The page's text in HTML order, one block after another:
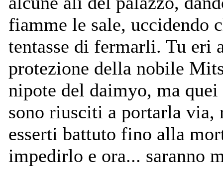
fiamme le sale, uccidendo
tentasse di fermarli. Tu eri
protezione della nobile
nipote del daimyo, ma
sono riusciti a portarla
esserti battuto fino alla
impedirlo e ora... saranno